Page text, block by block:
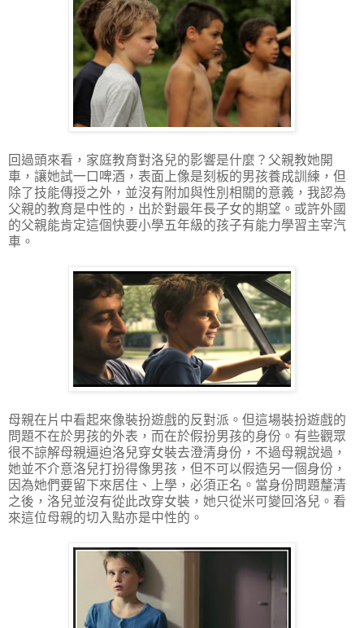
回過頭來看，家庭教育對洛兒的影響是什麼？父親教她開
車，讓她試一口啤酒，表面上像是刻板的男孩養成訓練，但
除了技能傳授之外，並沒有附加與性別相關的意義，我認為
父親的教育是中性的，出於對最年長子女的期望。或許外國
的父親能肯定這個快要小學五年級的孩子有能力學習主宰汽
車。
母親在片中看起來像裝扮遊戲的反對派。但這場裝扮遊戲的
問題不在於男孩的外表，而在於假扮男孩的身份。有些觀眾
很不諒解母親逼迫洛兒穿女裝去澄清身份，不過母親說過，
她並不介意洛兒打扮得像男孩，但不可以假造另一個身份，
因為她們要留下來居住、上學，必須正名。當身份問題釐清
之後，洛兒並沒有從此改穿女裝，她只從米可變回洛兒。看
來這位母親的切入點亦是中性的。